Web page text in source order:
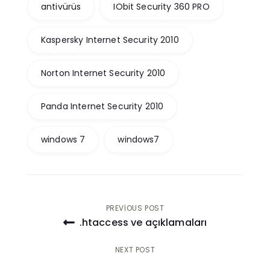
antivürüs IObit Security 360 PRO
Kaspersky Internet Security 2010
Norton Internet Security 2010
Panda Internet Security 2010
windows 7 windows7
Yazı
gezinmesi
PREVIOUS POST
.htaccess ve açıklamaları
NEXT POST